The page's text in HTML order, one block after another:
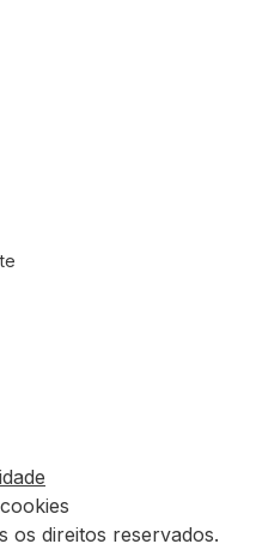
os direitos reservados.